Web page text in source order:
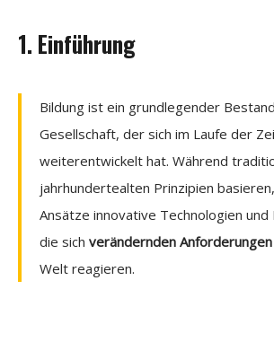
1. Einführung
Bildung ist ein grundlegender
Gesellschaft, der sich im Laufe der
weiterentwickelt hat. Während
jahrhundertealten Prinzipien
Ansätze innovative Technologien
die sich verändernden Anforderungen
Welt reagieren.